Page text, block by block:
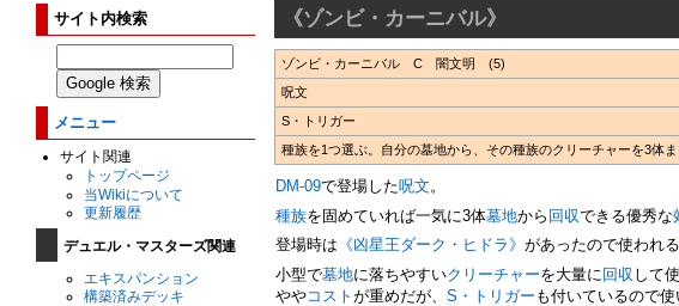
サイト内検索
メニュー
サイト関連
トップページ
当Wikiについて
更新履歴
デュエル・マスターズ関連
エキスパンション
構築済みデッキ
《ゾンビ・カーニバル》
ゾンビ・カーニバル C 闇文明 (5)
呪文
S・トリガー
種族を1つ選ぶ。自分の墓地から、その種族のクリーチャーを3体
DM-09で登場した呪文。
種族を固めていれば一気に3体墓地から 回収できる優秀な
登場時は 《凶星王ダーク・ヒドラ》があったので使われ
小型で墓地に落ちやすいクリーチャーを大量に 回収 して
ややコストが重めだが、S・トリガー も付いているので使